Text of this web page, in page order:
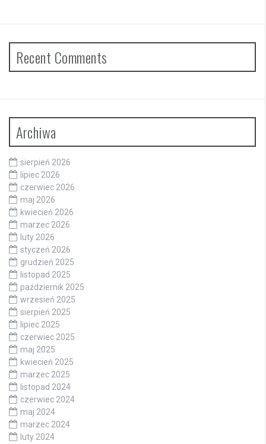
Recent Comments
Archiwa
sierpień 2026
lipiec 2026
czerwiec 2026
maj 2026
kwiecień 2026
marzec 2026
luty 2026
styczeń 2026
grudzień 2025
listopad 2025
październik 2025
wrzesień 2025
sierpień 2025
lipiec 2025
czerwiec 2025
maj 2025
kwiecień 2025
marzec 2025
listopad 2024
czerwiec 2024
maj 2024
marzec 2024
luty 2024